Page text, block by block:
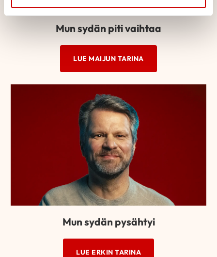
Mun sydän piti vaihtaa
LUE MAIJUN TARINA
Mun sydän pysähtyi
LUE ERKIN TARINA